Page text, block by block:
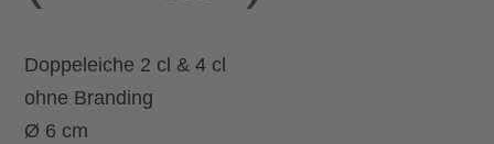
Doppeleiche 2 cl & 4 cl
ohne Branding
Ø 6 cm